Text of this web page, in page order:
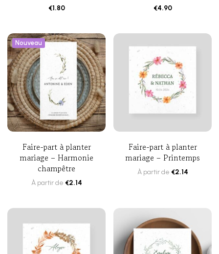
€1.80 €4.90
Nouveau
Faire-part à planter
mariage – Harmonie
champêtre
À partir de €2.14
Faire-part à planter
mariage – Printemps
À partir de €2.14